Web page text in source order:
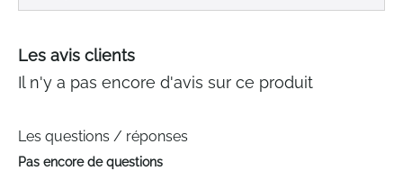
Les avis clients
Il n'y a pas encore d'avis sur ce produit
Les questions / réponses
Pas encore de questions